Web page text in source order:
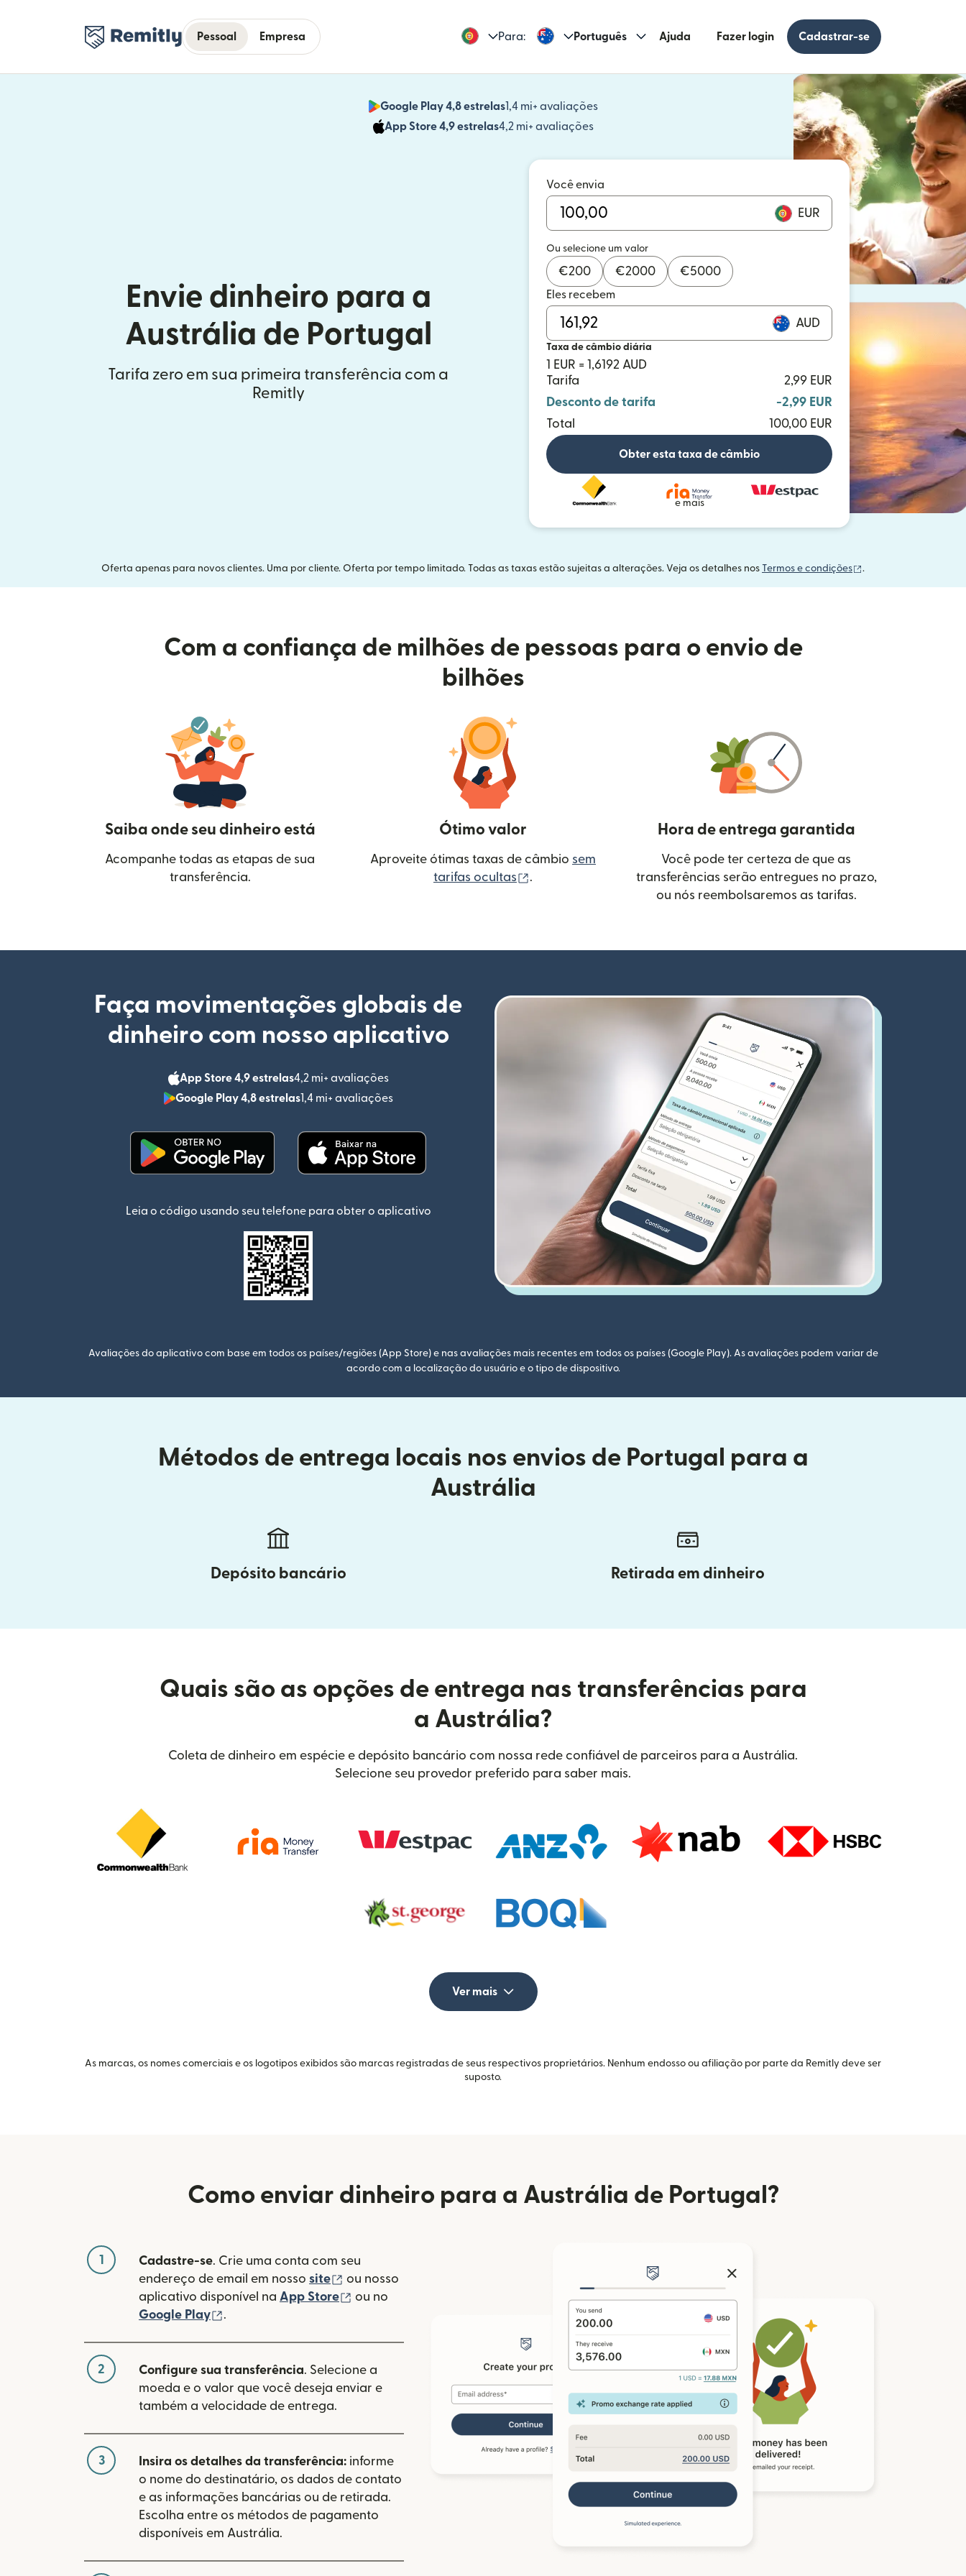
Pessoal Empresa Para: Português Ajuda Fazer login Cadastrar-se
Google Play 4,8 estrelas1,4 mi+ avaliações
(abre em uma nova janela)
App Store 4,9 estrelas4,2 mi+ avaliações
(abre em uma nova janela)
Envie dinheiro para a
Austrália de Portugal
Tarifa zero em sua primeira transferência com a
Remitly
Você envia
EUR
Ou selecione um valor
€200 €2000 €5000
Eles recebem
AUD
Taxa de câmbio diária
1 EUR = 1,6192 AUD
Tarifa
2,99 EUR
Desconto de tarifa
-2,99 EUR
Total
100,00 EUR
Obter esta taxa de câmbio
e mais
Oferta apenas para novos clientes. Uma por cliente. Oferta por tempo limitado. Todas as taxas estão sujeitas a alterações. Veja os detalhes nos Termos e condições (abre em uma nova
.
Com a confiança de milhões de pessoas para o envio de
bilhões
Saiba onde seu dinheiro está
Acompanhe todas as etapas de sua
transferência.
Ótimo valor
Aproveite ótimas taxas de câmbio sem
tarifas ocultas
(abre em uma nova janela)
.
Hora de entrega garantida
Você pode ter certeza de que as
transferências serão entregues no prazo,
ou nós reembolsaremos as tarifas.
Faça movimentações globais de
dinheiro com nosso aplicativo
App Store 4,9 estrelas4,2 mi+ avaliações
(abre em uma nova janela)
Google Play 4,8 estrelas1,4 mi+ avaliações
(abre em uma nova janela)
Leia o código usando seu telefone para obter o aplicativo
Avaliações do aplicativo com base em todos os países/regiões (App Store) e nas avaliações mais recentes em todos os países (Google Play). As avaliações podem variar de
acordo com a localização do usuário e o tipo de dispositivo.
Métodos de entrega locais nos envios de Portugal para a
Austrália
Depósito bancário Retirada em dinheiro
Quais são as opções de entrega nas transferências para
a Austrália?
Coleta de dinheiro em espécie e depósito bancário com nossa rede confiável de parceiros para a Austrália.
Selecione seu provedor preferido para saber mais.
Ver mais
As marcas, os nomes comerciais e os logotipos exibidos são marcas registradas de seus respectivos proprietários. Nenhum endosso ou afiliação por parte da Remitly deve ser
suposto.
Como enviar dinheiro para a Austrália de Portugal?
1 Cadastre-se. Crie uma conta com seu
endereço de email em nosso site (abre em uma nova janela)
ou nosso
aplicativo disponível na App Store (abre em uma nova janela)
ou no
Google Play
.
2 Configure sua transferência. Selecione a
moeda e o valor que você deseja enviar e
também a velocidade de entrega.
3 Insira os detalhes da transferência: informe
o nome do destinatário, os dados de contato
e as informações bancárias ou de retirada.
Escolha entre os métodos de pagamento
disponíveis em Austrália.